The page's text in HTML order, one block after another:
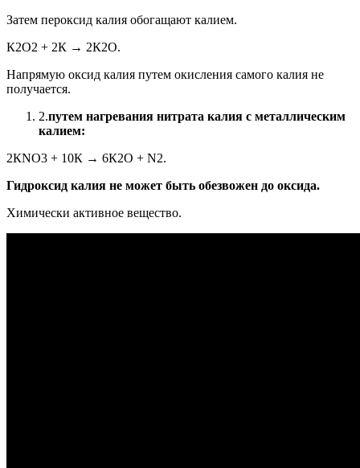
Затем пероксид калия обогащают калием.
К2О2 + 2К → 2К2О.
Напрямую оксид калия путем окисления самого калия не
получается.
2.путем нагревания нитрата калия с металлическим
калием:
2КNО3 + 10К → 6К2О + N2.
Гидроксид калия не может быть обезвожен до оксида.
Химически активное вещество.